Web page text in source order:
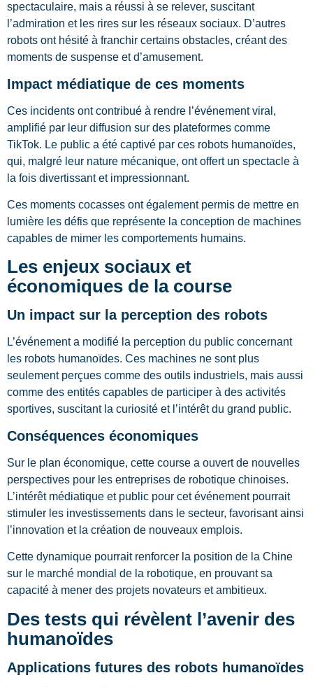
spectaculaire, mais a réussi à se relever, suscitant
l’admiration et les rires sur les réseaux sociaux. D’autres
robots ont hésité à franchir certains obstacles, créant des
moments de suspense et d’amusement.
Impact médiatique de ces moments
Ces incidents ont contribué à rendre l’événement viral,
amplifié par leur diffusion sur des plateformes comme
TikTok. Le public a été captivé par ces robots humanoïdes,
qui, malgré leur nature mécanique, ont offert un spectacle à
la fois divertissant et impressionnant.
Ces moments cocasses ont également permis de mettre en
lumière les défis que représente la conception de machines
capables de mimer les comportements humains.
Les enjeux sociaux et
économiques de la course
Un impact sur la perception des robots
L’événement a modifié la perception du public concernant
les robots humanoïdes. Ces machines ne sont plus
seulement perçues comme des outils industriels, mais aussi
comme des entités capables de participer à des activités
sportives, suscitant la curiosité et l’intérêt du grand public.
Conséquences économiques
Sur le plan économique, cette course a ouvert de nouvelles
perspectives pour les entreprises de robotique chinoises.
L’intérêt médiatique et public pour cet événement pourrait
stimuler les investissements dans le secteur, favorisant ainsi
l’innovation et la création de nouveaux emplois.
Cette dynamique pourrait renforcer la position de la Chine
sur le marché mondial de la robotique, en prouvant sa
capacité à mener des projets novateurs et ambitieux.
Des tests qui révèlent l’avenir des
humanoïdes
Applications futures des robots humanoïdes